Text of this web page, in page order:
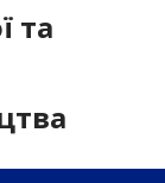
та